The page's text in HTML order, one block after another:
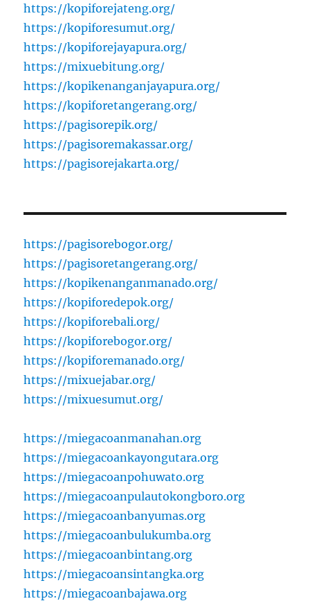
https://kopiforejateng.org/
https://kopiforesumut.org/
https://kopiforejayapura.org/
https://mixuebitung.org/
https://kopikenanganjayapura.org/
https://kopiforetangerang.org/
https://pagisorepik.org/
https://pagisoremakassar.org/
https://pagisorejakarta.org/
https://pagisorebogor.org/
https://pagisoretangerang.org/
https://kopikenanganmanado.org/
https://kopiforedepok.org/
https://kopiforebali.org/
https://kopiforebogor.org/
https://kopiforemanado.org/
https://mixuejabar.org/
https://mixuesumut.org/
https://miegacoanmanahan.org
https://miegacoankayongutara.org
https://miegacoanpohuwato.org
https://miegacoanpulautokongboro.org
https://miegacoanbanyumas.org
https://miegacoanbulukumba.org
https://miegacoanbintang.org
https://miegacoansintangka.org
https://miegacoanbajawa.org